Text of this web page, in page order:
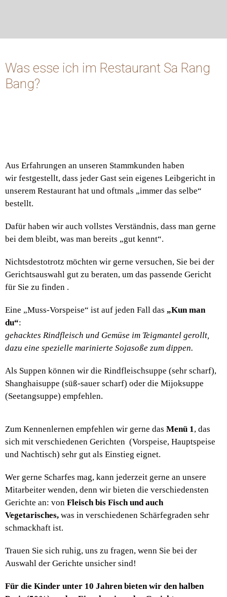
Was esse ich im Restaurant Sa Rang
Bang?
Aus Erfahrungen an unseren Stammkunden haben
wir festgestellt, dass jeder Gast sein eigenes Leibgericht in
unserem Restaurant hat und oftmals „immer das selbe“
bestellt.
Dafür haben wir auch vollstes Verständnis, dass man gerne
bei dem bleibt, was man bereits „gut kennt“.
Nichtsdestotrotz möchten wir gerne versuchen, Sie bei der
Gerichtsauswahl gut zu beraten, um das passende Gericht
für Sie zu finden .
Eine „Muss-Vorspeise“ ist auf jeden Fall das „Kun man
du“:
gehacktes Rindfleisch und Gemüse im Teigmantel gerollt,
dazu eine spezielle marinierte Sojasoße zum dippen.
Als Suppen können wir die Rindfleischsuppe (sehr scharf),
Shanghaisuppe (süß-sauer scharf) oder die Mijoksuppe
(Seetangsuppe) empfehlen.
Zum Kennenlernen empfehlen wir gerne das Menü 1, das
sich mit verschiedenen Gerichten (Vorspeise, Hauptspeise
und Nachtisch) sehr gut als Einstieg eignet.
Wer gerne Scharfes mag, kann jederzeit gerne an unsere
Mitarbeiter wenden, denn wir bieten die verschiedensten
Gerichte an: von Fleisch bis Fisch und auch
Vegetarisches, was in verschiedenen Schärfegraden sehr
schmackhaft ist.
Trauen Sie sich ruhig, uns zu fragen, wenn Sie bei der
Auswahl der Gerichte unsicher sind!
Für die Kinder unter 10 Jahren bieten wir den halben